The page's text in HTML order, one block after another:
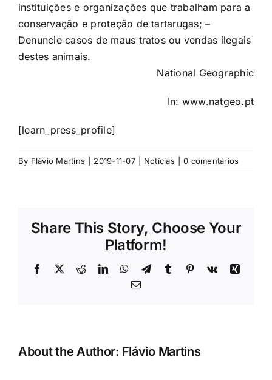
instituições e organizações que trabalham para a
conservação e proteção de tartarugas; –
Denuncie casos de maus tratos ou vendas ilegais
destes animais.
National Geographic
In: www.natgeo.pt
[learn_press_profile]
By Flávio Martins 2019-11-07 Notícias 0 comentários
Share This Story, Choose Your
Platform!
Facebook
X RedditLinkedInWhatsApp
TelegramTumblr Pinterest
Vk
Xing
Email
About the Author: Flávio Martins